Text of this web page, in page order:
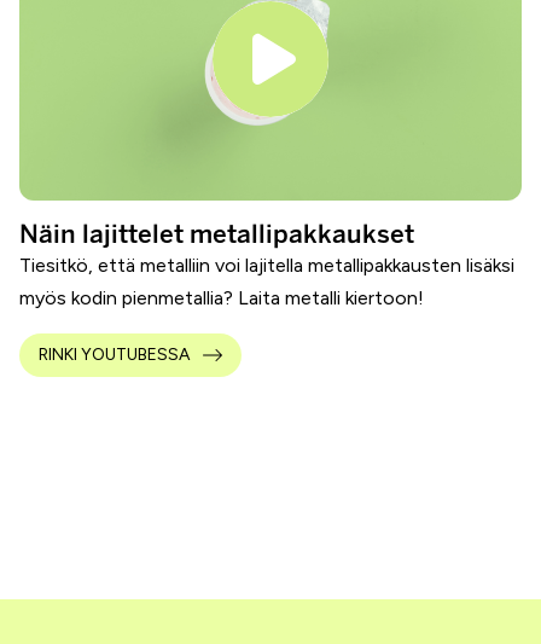
Näin lajittelet metallipakkaukset
Tiesitkö, että metalliin voi lajitella metallipakkausten lisäksi
myös kodin pienmetallia? Laita metalli kiertoon!
RINKI YOUTUBESSA